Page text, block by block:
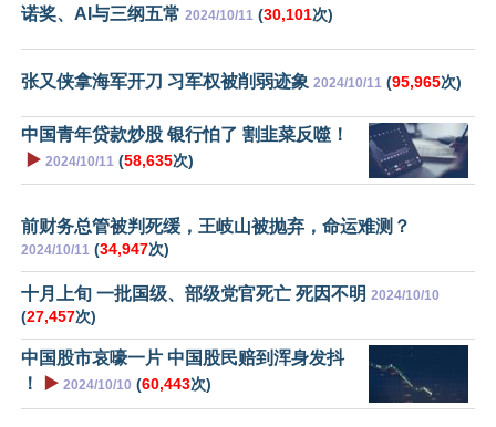
诺奖、AI与三纲五常 2024/10/11 (30,101次)
张又侠拿海军开刀 习军权被削弱迹象 2024/10/11 (95,965次)
中国青年贷款炒股 银行怕了 割韭菜反噬！
▶️ 2024/10/11 (58,635次)
前财务总管被判死缓，王岐山被抛弃，命运难测？
2024/10/11 (34,947次)
十月上旬 一批国级、部级党官死亡 死因不明 2024/10/10
(27,457次)
中国股市哀嚎一片 中国股民赔到浑身发抖
！
▶️ 2024/10/10 (60,443次)